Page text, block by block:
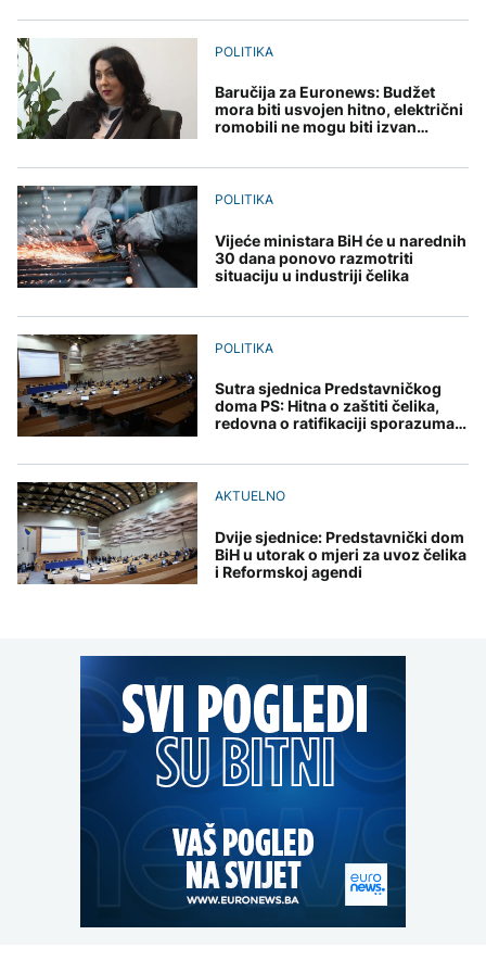
zaduženju od 18 miliona
AKTUELNO
Skupština Banjaluke
raspravlja o kreditnom
zaduženju od 18 miliona
Thompson nastup
"Oluje" započeo
pjesmom „Bojna
Čavoglave“
novembru posjećuje
EVROPA
Istraživanje: Povjerenje
građana u Zelenskog
palo na 55 odsto
TEHNOLOGIJA
kovnica iz elektronskog
ZDRAVLJE
Ruska vakcina protiv
uskoro završava terapiju
POLITIKA
Baručija za Euronews: Budžet
mora biti usvojen hitno, električni
romobili ne mogu biti izvan
POLITIKA
Vijeće ministara BiH će u narednih
30 dana ponovo razmotriti
situaciju u industriji čelika
POLITIKA
Sutra sjednica Predstavničkog
doma PS: Hitna o zaštiti čelika,
redovna o ratifikaciji sporazuma s
AKTUELNO
Dvije sjednice: Predstavnički dom
BiH u utorak o mjeri za uvoz čelika
i Reformskoj agendi